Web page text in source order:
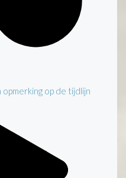
op de tijdlijn